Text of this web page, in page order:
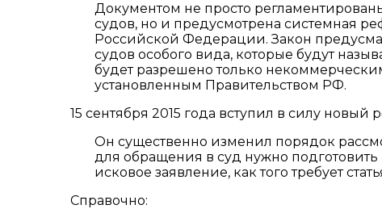
Документом не просто
судов, но и предусмотрена системная
Российской Федерации. Закон
судов особого вида, которые будут
будет разрешено только
установленным Правительством РФ.
15 сентября 2015 года вступил в силу
Он существенно изменил порядок
для обращения в суд нужно
исковое заявление, как того требует
Справочно: